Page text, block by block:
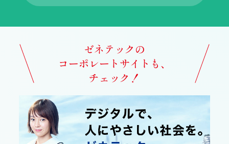
ゼネテックの
コーポレートサイトも、
チェック！